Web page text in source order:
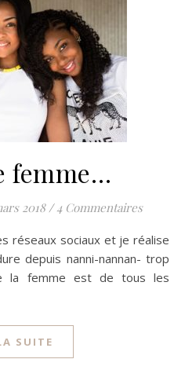
femme…
2018 / 4 Commentaires
depuis nanni-nannan- trop
la femme est de tous les
SUITE